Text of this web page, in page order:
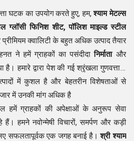
घटक का उपयोग करते हुए, हम,श्याम मेटल्स
ग्लॉसी फिनिश शीट, पॉलिश माइल्ड स्टील
क्वालिटी के बहुत अधिक उत्पाद तैयार
ने हमें ग्राहकों का पसंदीदानिर्माताऔर
है। हमारे द्वारा पेश की गई श्रृंखला गुणवत्ता में
में कुशल है और बेहतरीन विशेषताओं से
में उनकी मांग अधिक है
हमें ग्राहकों की अपेक्षाओं के अनुरूप सेवा
हमने नवोन्मेषी विचारों, समर्पण और कड़ी
सफलतापूर्वक एक जगह बनाई है।श्री श्याम